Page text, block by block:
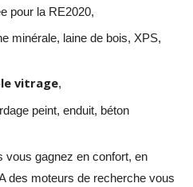
pour la RE2020,
minérale, laine de bois, XPS,
vitrage,
peint, enduit, béton
vous gagnez en confort, en
des moteurs de recherche vous